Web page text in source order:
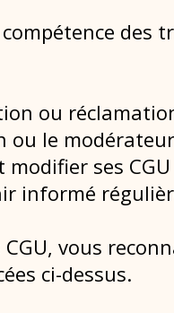
des
ou
ou le
ses
informé
vous
ci-dessus.